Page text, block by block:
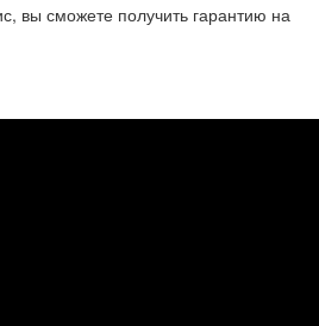
вы сможете получить гарантию на